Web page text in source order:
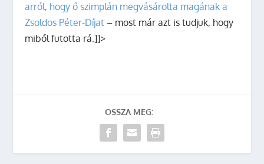
arról, hogy ő szimplán megvásárolta magának a
Zsoldos Péter-Díjat – most már azt is tudjuk, hogy
miből futotta rá.]]>
OSSZA MEG: